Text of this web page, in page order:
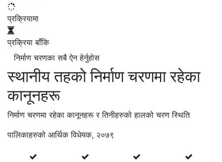
प्रक्रियामा
प्रक्रिया बाँकि
निर्माण चरणका सबै ऐन हेर्नुहोस
स्थानीय तहको निर्माण चरणमा रहेका
कानूनहरू
निर्माण चरणमा रहेका कानूनहरू र तिनीहरुको हालको चरण स्थिति
पालिकाहरुको आर्थिक विधेयक, २०७९